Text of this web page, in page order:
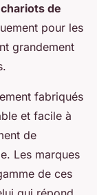
chariots de
pour les
grandement
fabriqués
et facile à
de
Les marques
de ces